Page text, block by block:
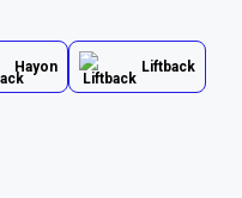
Hayon Liftback